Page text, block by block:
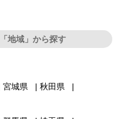
地域」から探す
宮城県
秋田県